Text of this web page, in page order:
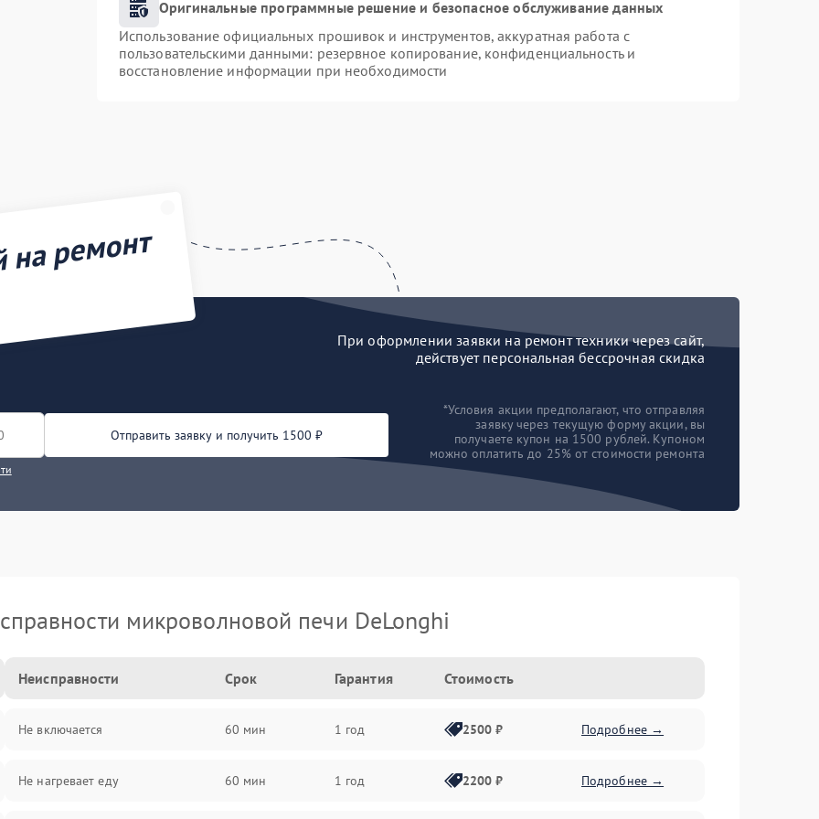
Оригинальные программные решение и безопасное обслуживание данных
Использование официальных прошивок и инструментов, аккуратная работа с
пользовательскими данными: резервное копирование, конфиденциальность и
восстановление информации при необходимости
ремонт
При оформлении заявки на ремонт техники через сайт,
действует персональная бессрочная скидка
Отправить заявку и получить 1500 ₽
*Условия акции предполагают, что отправляя
заявку через текущую форму акции, вы
получаете купон на 1500 рублей. Купоном
можно оплатить до 25% от стоимости ремонта
микроволновой печи DeLonghi
Неисправности Срок Гарантия Стоимость
Не включается 60 мин 1 год 2500 ₽ Подробнее →
Не нагревает еду 60 мин 1 год 2200 ₽ Подробнее →